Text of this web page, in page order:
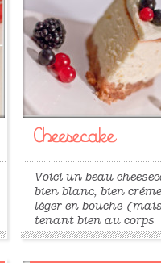
Cheesecake
Voici un beau
bien blanc, bien
léger en bouche
tenant bien au corps
quand même) ! Un